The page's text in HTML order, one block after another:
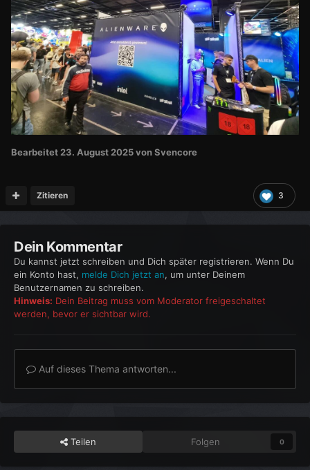
Bearbeitet23. August 2025von Svencore
3
Zitieren
Dein Kommentar
Du kannst jetzt schreiben und Dich später registrieren. Wenn Du
ein Konto hast, melde Dich jetzt an, um unter Deinem
Benutzernamen zu schreiben.
Hinweis: Dein Beitrag muss vom Moderator freigeschaltet
werden, bevor er sichtbar wird.
Auf dieses Thema antworten...
Teilen Folgen 0